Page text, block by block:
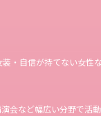
・自信が持てない女
会など幅広い分野で